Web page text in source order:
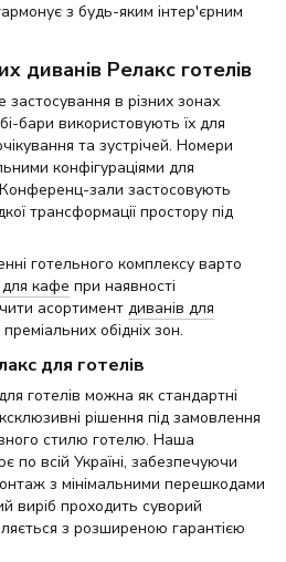
з будь-яким інтер'єрним
диванів Релакс готелів
застосування в різних зонах
бари використовують їх для
та зустрічей. Номери
конфігураціями для
зали застосовують
трансформації простору під
готельного комплексу варто
кафе при наявності
асортимент диванів для
обідніх зон.
для готелів
готелів можна як стандартні
рішення під замовлення
стилю готелю. Наша
всій Україні, забезпечуючи
з мінімальними перешкодами
виріб проходить суворий
з розширеною гарантією